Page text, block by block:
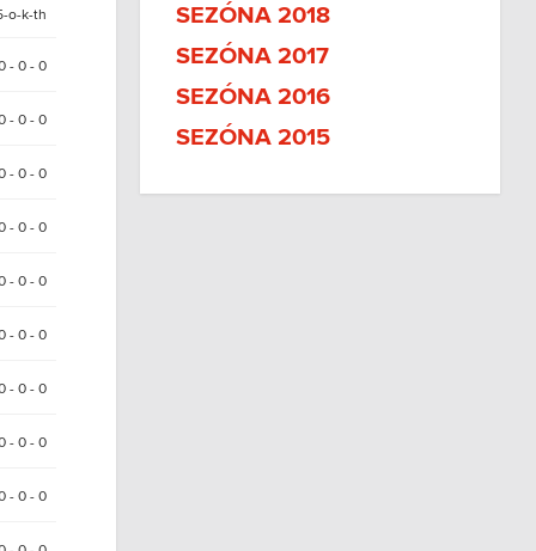
o-k-th
- 0 - 0
- 0 - 0
- 0 - 0
- 0 - 0
- 0 - 0
- 0 - 0
- 0 - 0
- 0 - 0
- 0 - 0
SEZÓNA 2018
SEZÓNA 2017
SEZÓNA 2016
SEZÓNA 2015